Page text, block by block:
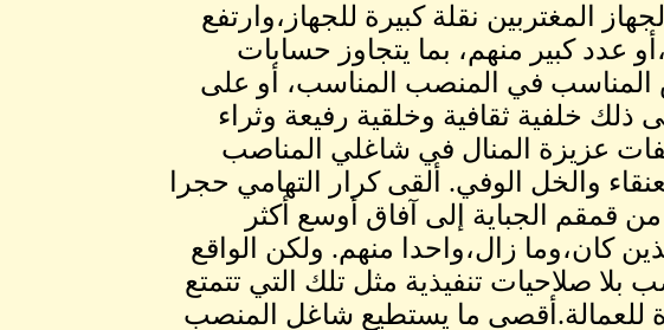
المغتربين نقلة كبيرة للجهاز،وارتفع
عدد كبير منهم، بما يتجاوز حسابات
المناسب في المنصب المناسب، أو على
خلفية ثقافية وخلقية رفيعة وثراء
عزيزة المنال في شاغلي المناصب
والخل الوفي. ألقى كرار التهامي حجرا
قمقم الجباية إلى آفاق أوسع أكثر
كان،وما زال،واحدا منهم. ولكن الواقع
صلاحيات تنفيذية مثل تلك التي تتمتع
للعمالة.أقصى ما يستطيع شاغل المنصب